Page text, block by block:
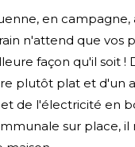
en campagne,
n'attend que vos
façon qu'il soit !
plutôt plat et d'un
de l'électricité en
sur place, il